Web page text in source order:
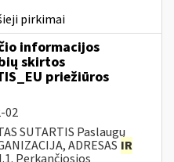
pirkimai
informacijos
skirtos
priežiūros
02
SUTARTIS Paslaugų
ADRESAS IR
Perkančiosios